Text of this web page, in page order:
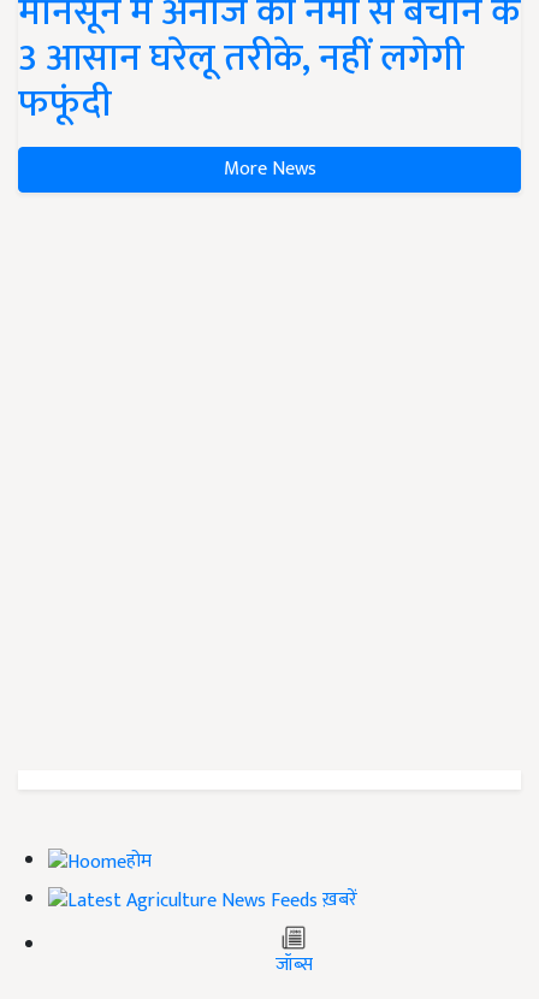
मानसून में अनाज को नमी से बचाने के
3 आसान घरेलू तरीके, नहीं लगेगी
फफूंदी
More News
होम
ख़बरें
जॉब्स